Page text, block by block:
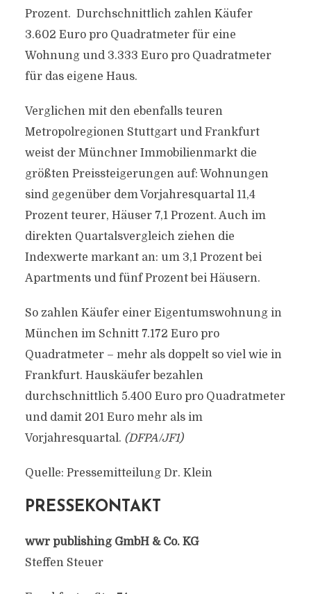
Prozent. Durchschnittlich zahlen Käufer
3.602 Euro pro Quadratmeter für eine
Wohnung und 3.333 Euro pro Quadratmeter
für das eigene Haus.
Verglichen mit den ebenfalls teuren
Metropolregionen Stuttgart und Frankfurt
weist der Münchner Immobilienmarkt die
größten Preissteigerungen auf: Wohnungen
sind gegenüber dem Vorjahresquartal 11,4
Prozent teurer, Häuser 7,1 Prozent. Auch im
direkten Quartalsvergleich ziehen die
Indexwerte markant an: um 3,1 Prozent bei
Apartments und fünf Prozent bei Häusern.
So zahlen Käufer einer Eigentumswohnung in
München im Schnitt 7.172 Euro pro
Quadratmeter – mehr als doppelt so viel wie in
Frankfurt. Hauskäufer bezahlen
durchschnittlich 5.400 Euro pro Quadratmeter
und damit 201 Euro mehr als im
Vorjahresquartal. (DFPA/JF1)
Quelle: Pressemitteilung Dr. Klein
PRESSEKONTAKT
wwr publishing GmbH & Co. KG
Steffen Steuer